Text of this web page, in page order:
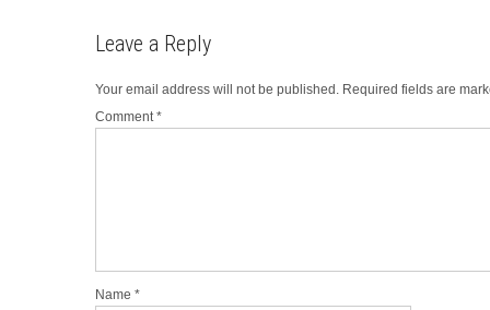
navigation
Leave a Reply
Your email address will not be published. Required fields are
Comment*
Name *